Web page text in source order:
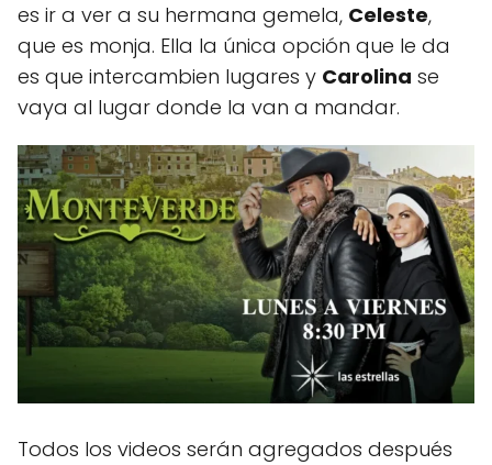
es ir a ver a su hermana gemela, Celeste,
que es monja. Ella la única opción que le da
es que intercambien lugares y Carolina se
vaya al lugar donde la van a mandar.​
Todos los videos serán agregados después